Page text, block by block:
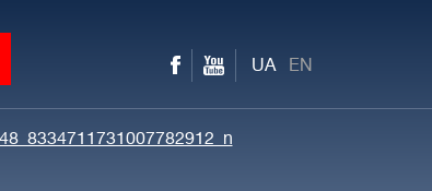
UA EN